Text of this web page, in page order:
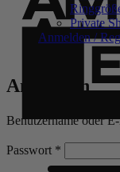
Private
Anmelden /
Anmelden
Benutzername oder
Passwort *